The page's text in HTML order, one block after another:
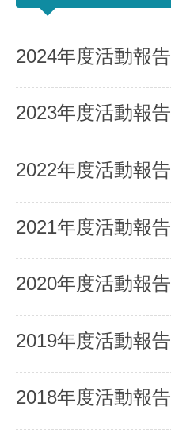
2024年度活動報告
2023年度活動報告
2022年度活動報告
2021年度活動報告
2020年度活動報告
2019年度活動報告
2018年度活動報告